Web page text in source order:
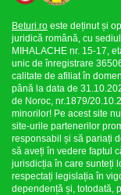
Beturi.ro este deținut și
juridică română, cu
MIHALACHE nr. 15-17,
unic de înregistrare
calitate de afiliat în
până la data de
de Noroc, nr.1879/
minorilor! Pe acest site
site-urile partenerilor
responsabil și să pariați
să aveți în vedere faptul
jurisdicția în care sunteți
respectați legislația în
dependență și, totodată,